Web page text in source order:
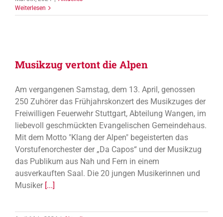
Weiterlesen
Musikzug vertont die Alpen
Am vergangenen Samstag, dem 13. April, genossen
250 Zuhörer das Frühjahrskonzert des Musikzuges der
Freiwilligen Feuerwehr Stuttgart, Abteilung Wangen, im
liebevoll geschmückten Evangelischen Gemeindehaus.
Mit dem Motto "Klang der Alpen" begeisterten das
Vorstufenorchester der „Da Capos“ und der Musikzug
das Publikum aus Nah und Fern in einem
ausverkauften Saal. Die 20 jungen Musikerinnen und
Musiker [...]